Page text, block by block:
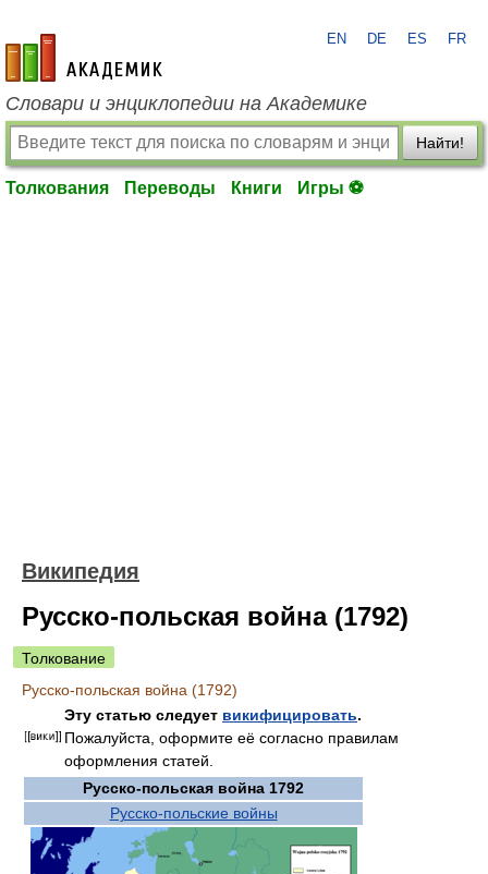
academic.ru
EN DE ES FR
Словари и энциклопедии на Академике
Найти!
Толкования Переводы Книги Игры ⚽
Википедия
Русско-польская война (1792)
Толкование
Русско-польская война (1792)
Эту статью следует викифицировать.
Пожалуйста, оформите её согласно правилам
оформления статей.
Русско-польская война 1792
Русско-польские войны